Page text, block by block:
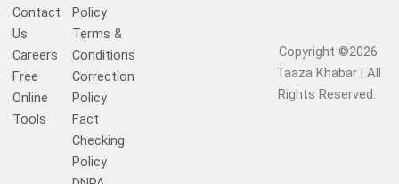
Contact
Us
Careers
Free
Online
Tools
Policy
Terms &
Conditions
Correction
Policy
Fact
Checking
Policy
Copyright ©2026
Taaza Khabar | All
Rights Reserved.​